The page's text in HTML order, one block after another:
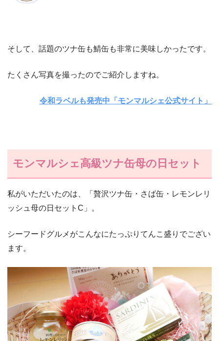
そして、話題のツナ缶も鯖缶も非常に美味しかったです。
たくさん写真を撮ったのでご紹介しますね。
令和ラベルも発売中「モンマルシェ公式サイト」
モンマルシェ高級ツナ缶母の日セット
私がいただいたのは、「贅沢ツナ缶・さば缶・レモンレリ
ッシュ母の日セットC」。
シーフードグルメがこんなにたっぷりてんこ盛りでござい
ます。